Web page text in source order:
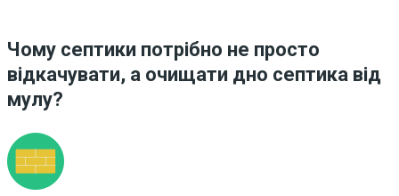
Чому септики потрібно не просто
відкачувати, а очищати дно септика від
мулу?